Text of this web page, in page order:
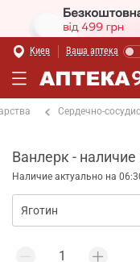
Киев Ваша аптека
Сердечно-
Ванлерк - наличие
Наличие актуально на